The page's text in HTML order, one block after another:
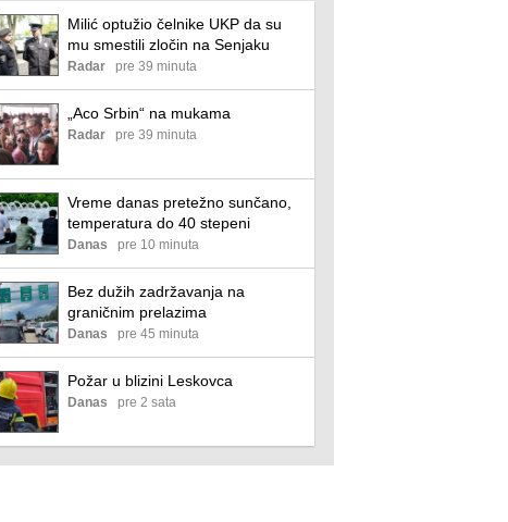
Milić optužio čelnike UKP da su
mu smestili zločin na Senjaku
Radar pre 39 minuta
„Aco Srbin“ na mukama
Radar pre 39 minuta
Vreme danas pretežno sunčano,
temperatura do 40 stepeni
Danas pre 10 minuta
Bez dužih zadržavanja na
graničnim prelazima
Danas pre 45 minuta
Požar u blizini Leskovca
Danas pre 2 sata